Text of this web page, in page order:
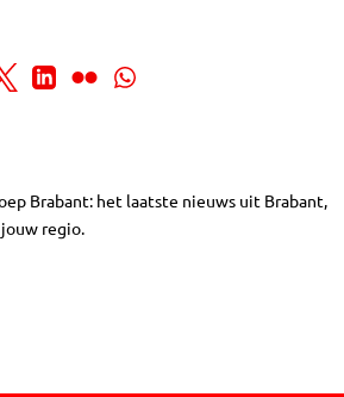
Brabant: het laatste nieuws uit Brabant,
regio.